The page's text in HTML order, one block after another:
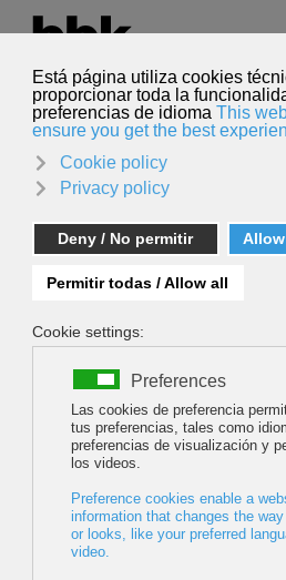
Seleccione su idioma
Español
22.300 espectadores
Mendi Film en pleno
montaña